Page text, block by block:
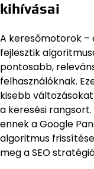
kihívásai
A keresőmotorok –
fejlesztik
pontosabb,
felhasználóknak.
kisebb
a keresési
ennek a Google
algoritmus
meg a SEO